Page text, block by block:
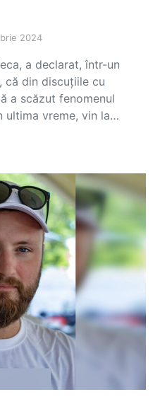
2024
a declarat, într-un
că din discuțiile cu
a scăzut fenomenul
ultima vreme, vin la…